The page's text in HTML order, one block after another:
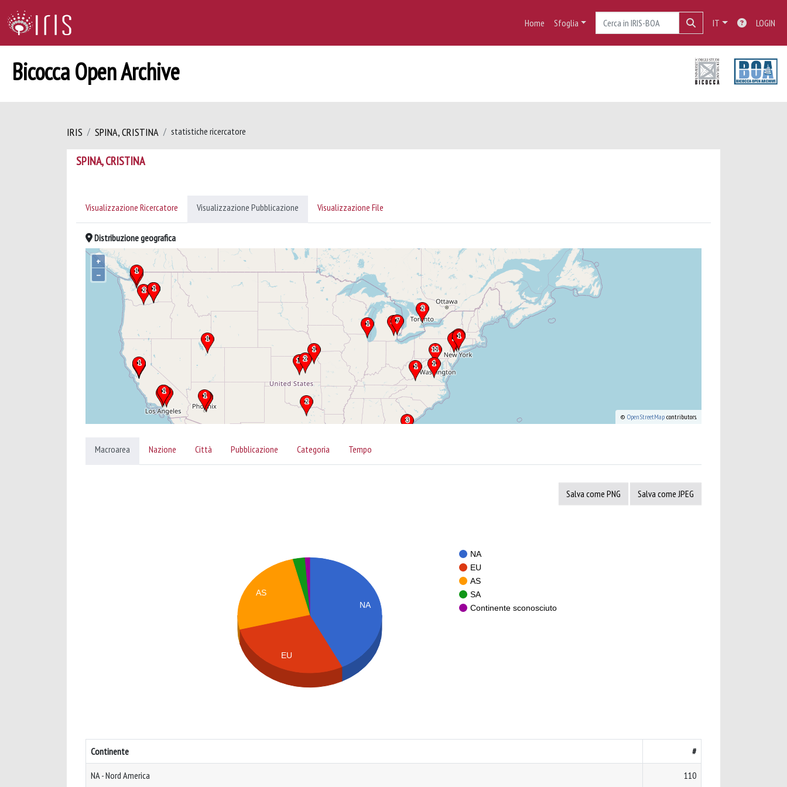
Home Sfoglia IT LOGIN
Bicocca Open Archive
IRIS SPINA, CRISTINA statistiche ricercatore
SPINA, CRISTINA
Visualizzazione Ricercatore Visualizzazione Pubblicazione Visualizzazione File
Distribuzione geografica
+
–
© OpenStreetMap contributors.
Macroarea Nazione Città Pubblicazione Categoria Tempo
Salva come PNG Salva come JPEG
NA
EU
AS
SA
Continente sconosciuto
NA
AS
EU
Continente #
NA - Nord America 110